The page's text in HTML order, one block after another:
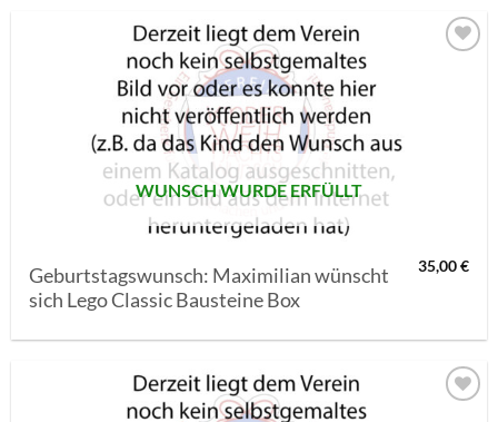
WUNSCH WURDE ERFÜLLT
Geburtstagswunsch: Maximilian wünscht
sich Lego Classic Bausteine Box
35,00€